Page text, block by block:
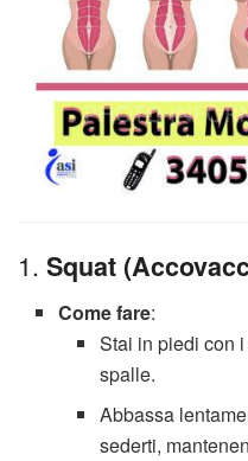
1. Squat
Come fare:
Stai in piedi con
spalle.
Abbassa
sederti,